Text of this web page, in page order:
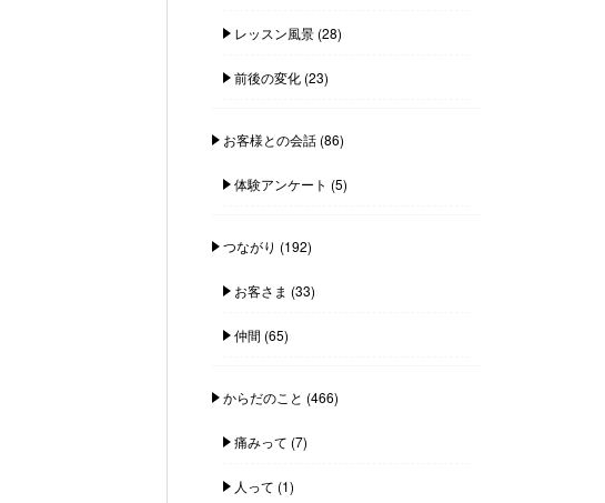
レッスン風景(28)
前後の変化(23)
お客様との会話(86)
体験アンケート (5)
つながり (192)
お客さま (33)
仲間 (65)
からだのこと (466)
痛みって (7)
人って (1)